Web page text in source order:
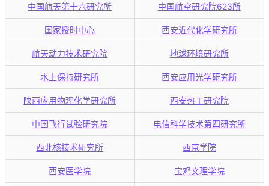
中国航天第十六研究所 中国航空研究院623所
国家授时中心 西安近代化学研究所
航天动力技术研究院 地球环境研究所
水土保持研究所 西安应用光学研究所
陕西应用物理化学研究所 西安热工研究院
中国飞行试验研究院 电信科学技术第四研究所
西北核技术研究所 西京学院
西安医学院 宝鸡文理学院